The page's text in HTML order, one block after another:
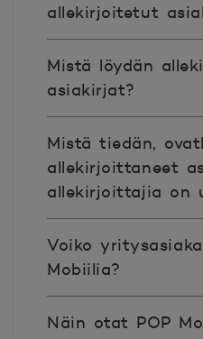
allekirjoitetut
Mistä löydän
asiakirjat?
Mistä tiedän,
allekirjoittaneet
allekirjoittajia on
Voiko
Mobiilia?
Näin otat POP